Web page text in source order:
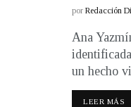
por Redacción
Ana
un hecho
LEER MÁS